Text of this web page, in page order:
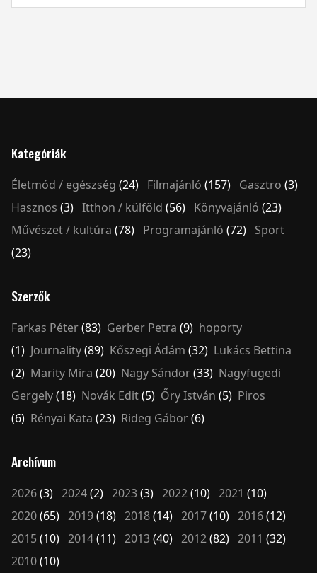
Kategóriák
Életmód / egészség (24) Filmajánló (157) Gasztro (3)
Hasznos (3) Itthon / külföld (56) Könyvajánló (23)
Művészet / kultúra (78) Programajánló (72) Sport
(23)
Szerzők
Farkas Péter(83) Gerber Petra (9) hoporty
(1) Journality(89) Kőszegi Ádám (32) Lukács Bettina
(2) Marity Mira (20) Nagy Sándor(33) Nagyfügedi
Gergely(18) Novák Edit(5) Őry István (5) Piros
(6) Rényai Kata (23) Rideg Gábor(6)
Archívum
2026(3) 2024(2) 2023(3) 2022(10) 2021 (10)
2020(65) 2019(18) 2018(14) 2017(10) 2016(12)
2015(10) 2014(11) 2013(40) 2012(82) 2011 (32)
2010(10)